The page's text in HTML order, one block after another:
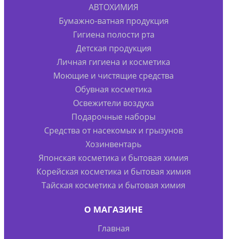
АВТОХИМИЯ
Бумажно-ватная продукция
Гигиена полости рта
Детская продукция
Личная гигиена и косметика
Моющие и чистящие средства
Обувная косметика
Освежители воздуха
Подарочные наборы
Средства от насекомых и грызунов
Хозинвентарь
Японская косметика и бытовая химия
Корейская косметика и бытовая химия
Тайская косметика и бытовая химия
О МАГАЗИНЕ
Главная